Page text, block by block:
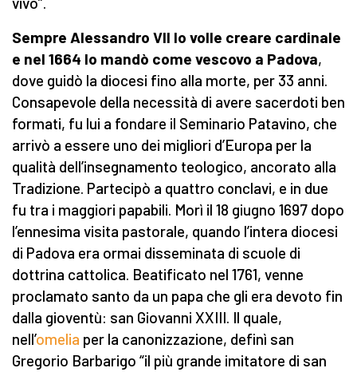
Sempre Alessandro VII lo volle creare cardinale
e nel 1664 lo mandò come vescovo a Padova,
dove guidò la diocesi fino alla morte, per 33 anni.
Consapevole della necessità di avere sacerdoti ben
formati, fu lui a fondare il Seminario Patavino, che
arrivò a essere uno dei migliori d’Europa per la
qualità dell’insegnamento teologico, ancorato alla
Tradizione. Partecipò a quattro conclavi, e in due
fu tra i maggiori papabili. Morì il 18 giugno 1697 dopo
l’ennesima visita pastorale, quando l’intera diocesi
di Padova era ormai disseminata di scuole di
dottrina cattolica. Beatificato nel 1761, venne
proclamato santo da un papa che gli era devoto fin
dalla gioventù: san Giovanni XXIII. Il quale,
nell’omelia per la canonizzazione, definì san
Gregorio Barbarigo “il più grande imitatore di san